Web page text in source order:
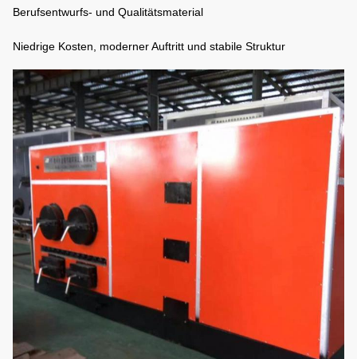
Berufsentwurfs- und Qualitätsmaterial
Niedrige Kosten, moderner Auftritt und stabile Struktur